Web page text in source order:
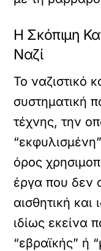
Η Σκόπιμη
Ναζί
Το ναζιστικό
συστηματική
τέχνης, την
όρος
έργα που δεν
αισθητική και
ιδίως εκείνα
“εβραϊκής” ή